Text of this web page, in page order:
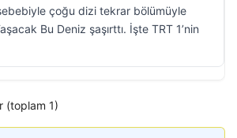
çoğu dizi tekrar bölümüyle
Bu Deniz şaşırttı. İşte TRT 1’nin
(toplam 1)